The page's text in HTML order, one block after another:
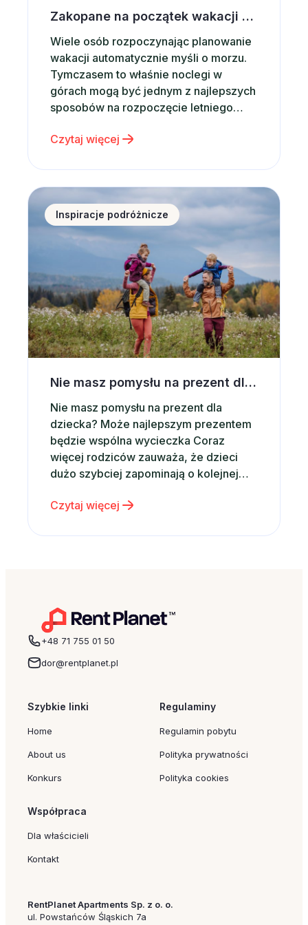
Zakopane na początek wakacji – dlaczego warto wybrać noclegi w górach?
Wiele osób rozpoczynając planowanie
wakacji automatycznie myśli o morzu.
Tymczasem to właśnie noclegi w
górach mogą być jednym z najlepszych
sposobów na rozpoczęcie letniego
krajobrazy, świeże powietrze,
aktywnego wypoczynku sprawiają, że
Zakopane od lat pozostaje jednym z
najchętniej wybieranych kierunków w
Polsce. Co ważne, Zakopane jest
miejscem, które sprawdza się…
Czytaj więcej
Nie masz pomysłu na prezent dla dziecka? Postaw
Inspiracje podróżnicze
Nie masz pomysłu na prezent dla dziecka? Postaw na wspólną wycieczkę
Nie masz pomysłu na prezent dla
dziecka? Może najlepszym prezentem
będzie wspólna wycieczka Coraz
więcej rodziców zauważa, że dzieci
dużo szybciej zapominają o kolejnej
czasie. Właśnie dlatego zamiast
wybieramy emocje, wspomnienia i
Czytaj więcej
+48 71 755 01 50
dor@rentplanet.pl
Szybkie linki
Home
About us
Konkurs
Regulaminy
Regulamin pobytu
Polityka prywatności
Polityka cookies
Współpraca
Dla właścicieli
Kontakt
RentPlanet Apartments Sp. z o. o.
ul. Powstańców Śląskich 7a